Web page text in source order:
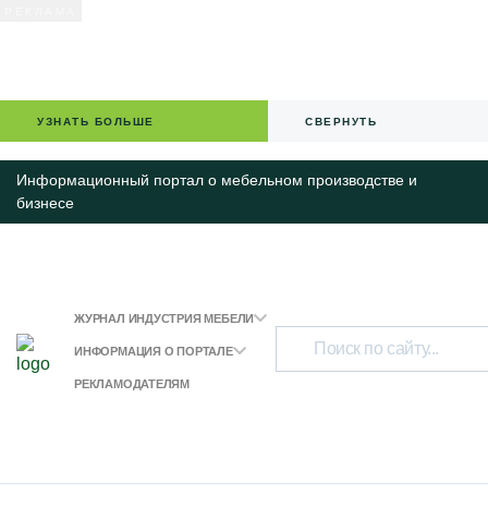
УЗНАТЬ БОЛЬШЕ СВЕРНУТЬ
Информационный портал о мебельном производстве и
бизнесе
ЖУРНАЛ ИНДУСТРИЯ МЕБЕЛИ
ИНФОРМАЦИЯ О ПОРТАЛЕ
РЕКЛАМОДАТЕЛЯМ